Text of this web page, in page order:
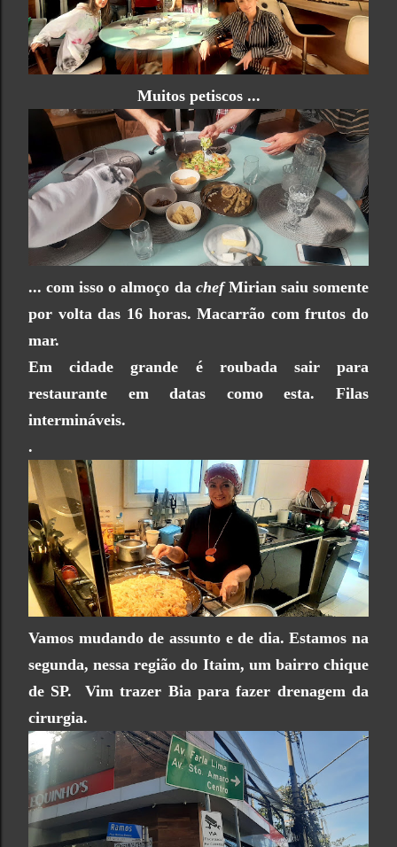
Muitos petiscos ...
... com isso o almoço da chefMirian saiu somente
por volta das 16 horas. Macarrão com frutos do
mar.
Em cidade grande é roubada sair para
restaurante em datas como esta. Filas
intermináveis.
.
Vamos mudando de assunto e de dia. Estamos na
segunda, nessa região do Itaim, um bairro chique
de SP. Vim trazer Bia para fazer drenagem da
cirurgia.